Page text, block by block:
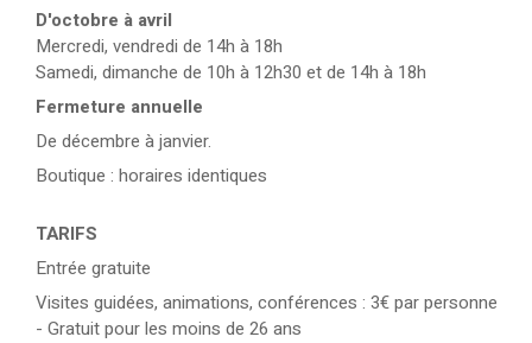
D'octobre à avril
Mercredi, vendredi de 14h à 18h
Samedi, dimanche de 10h à 12h30 et de 14h à 18h
Fermeture annuelle
De décembre à janvier.
Boutique : horaires identiques
TARIFS
Entrée gratuite
Visites guidées, animations, conférences : 3€ par personne
- Gratuit pour les moins de 26 ans